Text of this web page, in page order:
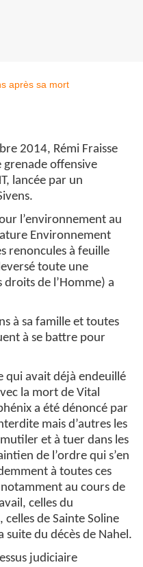
2014, Rémi Fraisse
grenade offensive
lancée par un
l’environnement au
Environnement
renoncules à feuille
toute une
droits de l’Homme) a
à sa famille et toutes
à se battre pour
qui avait déjà endeuillé
la mort de Vital
a été dénoncé par
mais d’autres les
et à tuer dans les
de l’ordre qui s’en
à toutes ces
au cours de
celles du
de Sainte Soline
suite du décès de Nahel.
judiciaire